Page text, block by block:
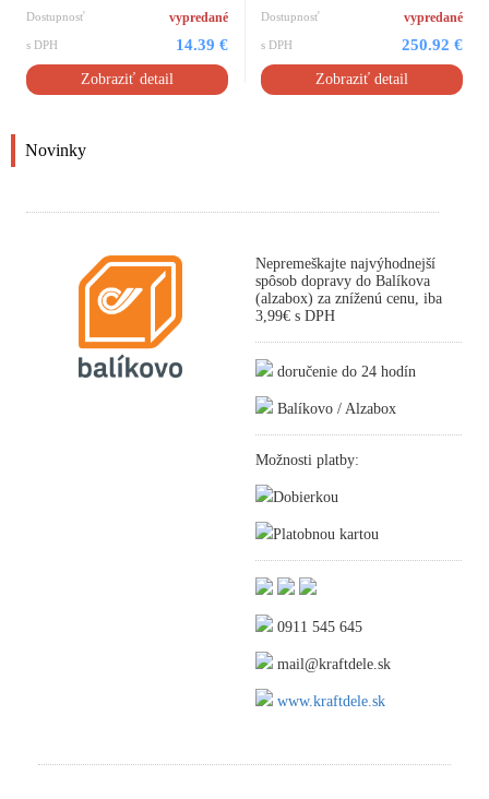
Dostupnosť vypredané
s DPH 14.39 €
Zobraziť detail
Dostupnosť vypredané
s DPH 250.92 €
Zobraziť detail
Novinky
Nepremeškajte najvýhodnejší
spôsob dopravy do Balíkova
(alzabox) za zníženú cenu, iba
3,99€ s DPH
doručenie do 24 hodín
Balíkovo / Alzabox
Možnosti platby:
Dobierkou
Platobnou kartou
0911 545 645
mail@kraftdele.sk
www.kraftdele.sk